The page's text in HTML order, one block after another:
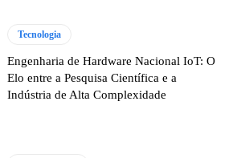
Tecnologia
Engenharia de Hardware Nacional IoT: O
Elo entre a Pesquisa Científica e a
Indústria de Alta Complexidade